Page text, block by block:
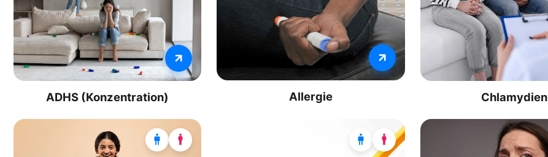
ADHS (Konzentration) Allergie Chlamydien